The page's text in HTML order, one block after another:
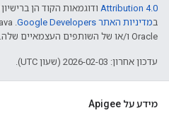
Attribution 4.0 ודוגמאות הקוד הן ברישיון
במדיניות האתר Google Developers‏
Oracle ו/או של השותפים העצמאיים שלה.
עדכון אחרון: 2026-02-03 (שעון UTC).
מידע על Apigee